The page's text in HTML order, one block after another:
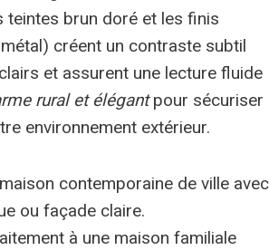
teintes brun doré et les finis
créent un contraste subtil
et assurent une lecture fluide
rural et élégantpour sécuriser
environnement extérieur.
contemporaine de ville avec
ou façade claire.
à une maison familiale